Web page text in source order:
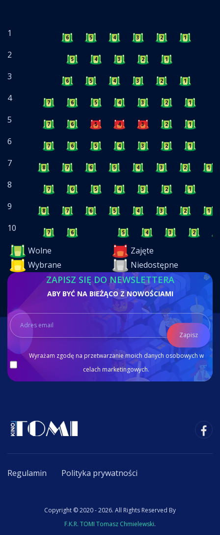
1 6 5 4 3 2 1
2 5 4 3 2 1
3 6 5 4 3 2 1
4 7 6 5 4 3 2 1
5 7 6 5 4 3 2 1
6 7 6 5 4 3 2 1
7 8 7 6 5 4 3 2 1
8 7 6 5 4 3 2 1
9 8 7 6 5 4 3 2 1
10 7 6 5 4 3 2
Wolne
Zajęte
Wybrane
Niedostępne
ZAPISZ SIĘ DO NEWSLETTERA
ABY BYĆ NA BIEŻĄCO Z NOWOŚCIAMI
Zapisz
Wyrażam zgodę na przetwarzanie moich danych osobowych w
celach marketingowych.
Regulamin Polityka prywatności
Copyright © 2020 - 2026. All Rights Reserved By
F.K.R. TOMI Tomasz Chmielewski.